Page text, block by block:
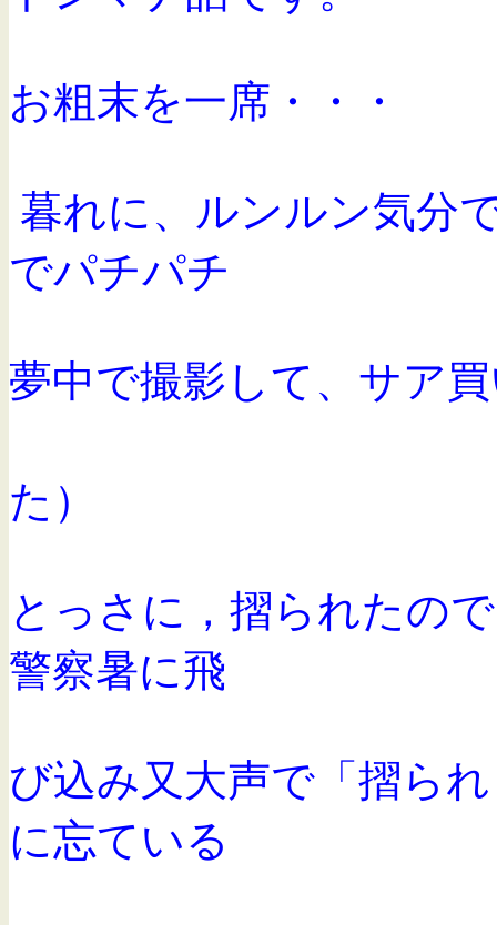
お粗末を一席・・・
暮れに、ルンルン気分
でパチパチ
夢中で撮影して、サア
た）
とっさに，摺られたの
警察暑に飛
び込み又大声で「摺ら
に忘ている